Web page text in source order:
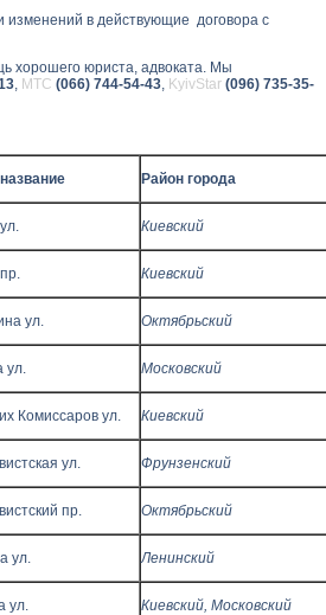
в действующие договора с
хорошего юриста, адвоката. Мы
МТС (066) 744-54-43 KyivStar (096) 735-35-
Район города
Киевский
Киевский
ул. Октябрьский
ул. Московский
Комиссаров ул. Киевский
ул. Фрунзенский
пр. Октябрьский
ул. Ленинский
ул. Киевский, Московский